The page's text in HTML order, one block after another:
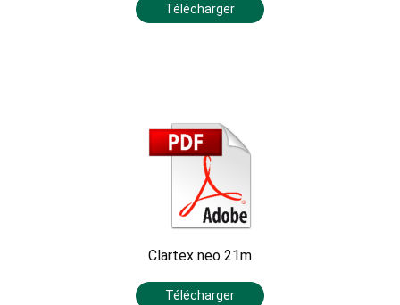
Télécharger
Clartex neo 21m
Télécharger